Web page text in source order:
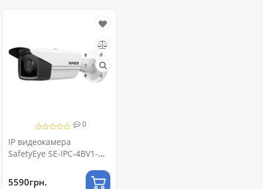
0
IP видеокамера
SafetyEye SE-IPC-4BV1-
5590грн.